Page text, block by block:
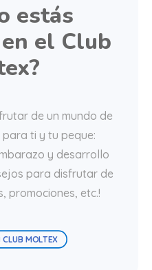
estás
el Club
de un mundo de
ti y tu peque:
y desarrollo
para disfrutar de
promociones, etc.!
CLUB MOLTEX